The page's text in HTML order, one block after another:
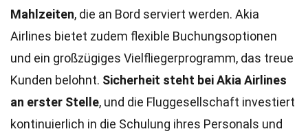
Mahlzeiten, die an Bord serviert werden. Akia
Airlines bietet zudem flexible Buchungsoptionen
und ein großzügiges Vielfliegerprogramm, das treue
Kunden belohnt. Sicherheit steht bei Akia Airlines
an erster Stelle, und die Fluggesellschaft investiert
kontinuierlich in die Schulung ihres Personals und